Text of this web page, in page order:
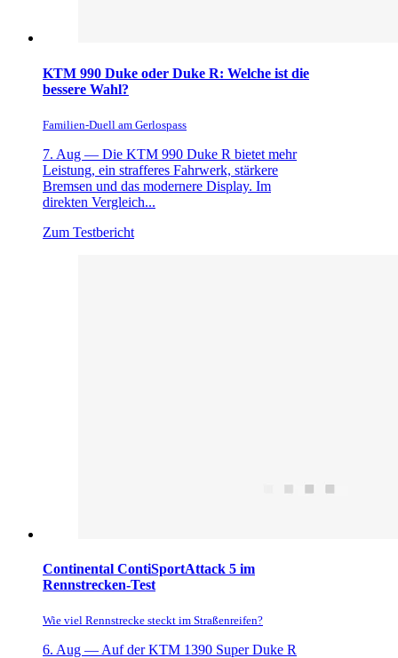
KTM 990 Duke oder Duke R: Welche ist die
bessere Wahl?
Familien-Duell am Gerlospass
7. Aug — Die KTM 990 Duke R bietet mehr
Leistung, ein strafferes Fahrwerk, stärkere
Bremsen und das modernere Display. Im
direkten Vergleich...
Zum Testbericht
Continental ContiSportAttack 5 im
Rennstrecken-Test
Wie viel Rennstrecke steckt im Straßenreifen?
6. Aug — Auf der KTM 1390 Super Duke R